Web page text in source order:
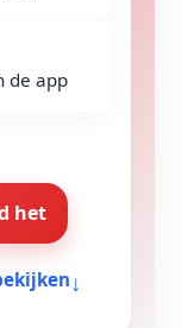
de app
het
↓